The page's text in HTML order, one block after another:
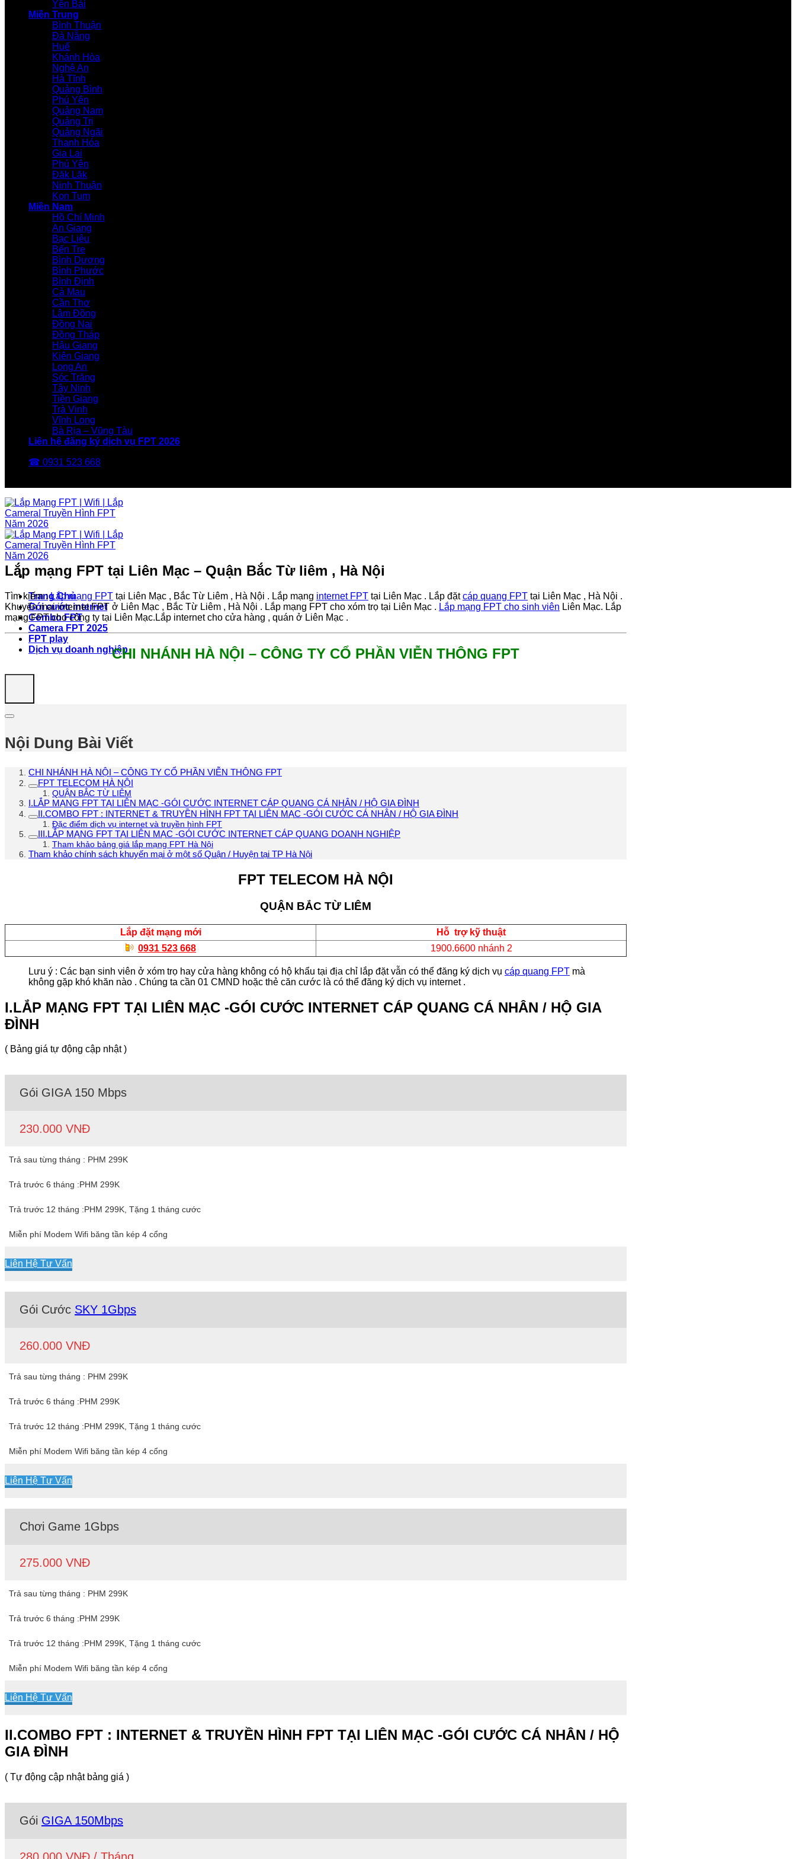
Yên Bái
Miền Trung
Bình Thuận
Đà Nẵng
Huế
Khánh Hòa
Nghệ An
Hà Tĩnh
Quảng Bình
Phú Yên
Quảng Nam
Quảng Trị
Quảng Ngãi
Thanh Hóa
Gia Lai
Phú Yên
Đăk Lăk
Ninh Thuận
Kon Tum
Miền Nam
Hồ Chí Minh
An Giang
Bạc Liêu
Bến Tre
Bình Dương
Bình Phước
Bình Định
Cà Mau
Cần Thơ
Lâm Đồng
Đồng Nai
Đồng Tháp
Hậu Giang
Kiên Giang
Long An
Sóc Trăng
Tây Ninh
Tiền Giang
Trà Vinh
Vĩnh Long
Bà Rịa – Vũng Tàu
Liên hệ đăng ký dịch vụ FPT 2026
☎ 0931 523 668
Trang Chủ
Gói cước internet
Combo FPT
Camera FPT 2025
FPT play
Dịch vụ doanh nghiệp
Lắp mạng FPT tại Liên Mạc – Quận Bắc Từ liêm , Hà Nội
Tìm kiếm :Lắp mạng FPT tại Liên Mạc , Bắc Từ Liêm , Hà Nội . Lắp mạng internet FPT tại Liên Mạc . Lắp đặtcáp quang FPT tại Liên Mạc , Hà Nội .
Khuyến mại internet FPT ở Liên Mạc , Bắc Từ Liêm , Hà Nội . Lắp mạng FPT cho xóm trọ tại Liên Mạc . Lắp mạng FPT cho sinh viên Liên Mạc. Lắp
mạng FPT cho công ty tại Liên Mạc.Lắp internet cho cửa hàng , quán ở Liên Mạc .
CHI NHÁNH HÀ NỘI – CÔNG TY CỔ PHẦN VIỄN THÔNG FPT
Nội Dung Bài Viết
CHI NHÁNH HÀ NỘI – CÔNG TY CỔ PHẦN VIỄN THÔNG FPT
FPT TELECOM HÀ NỘI
QUẬN BẮC TỪ LIÊM
I.LẮP MẠNG FPT TẠI LIÊN MẠC -GÓI CƯỚC INTERNET CÁP QUANG CÁ NHÂN / HỘ GIA ĐÌNH
II.COMBO FPT : INTERNET & TRUYỀN HÌNH FPT TẠI LIÊN MẠC -GÓI CƯỚC CÁ NHÂN / HỘ GIA ĐÌNH
Đặc điểm dịch vụ internet và truyền hình FPT
III.LẮP MẠNG FPT TẠI LIÊN MẠC -GÓI CƯỚC INTERNET CÁP QUANG DOANH NGHIỆP
Tham khảo bảng giá lắp mạng FPT Hà Nội
Tham khảo chính sách khuyến mại ở một số Quận / Huyện tại TP Hà Nội
FPT TELECOM HÀ NỘI
QUẬN BẮC TỪ LIÊM
Lắp đặt mạng mới
Hỗ trợ kỹ thuật
0931 523 668
1900.6600 nhánh 2
Lưu ý : Các bạn sinh viên ở xóm trọ hay cửa hàng không có hộ khẩu tại địa chỉ lắp đặt vẫn có thể đăng ký dịch vụ cáp quang FPT mà
không gặp khó khăn nào . Chúng ta cần 01 CMND hoặc thẻ căn cước là có thể đăng ký dịch vụ internet .
I.LẮP MẠNG FPT TẠI LIÊN MẠC -GÓI CƯỚC INTERNET CÁP QUANG CÁ NHÂN / HỘ GIA
ĐÌNH
( Bảng giá tự động cập nhật )
Gói GIGA 150 Mbps
230.000 VNĐ
Trả sau từng tháng : PHM 299K
Trả trước 6 tháng :PHM 299K
Trả trước 12 tháng :PHM 299K, Tặng 1 tháng cước
Miễn phí Modem Wifi băng tần kép 4 cổng
Liên Hệ Tư Vấn
Gói Cước SKY 1Gbps
260.000 VNĐ
Trả sau từng tháng : PHM 299K
Trả trước 6 tháng :PHM 299K
Trả trước 12 tháng :PHM 299K, Tặng 1 tháng cước
Miễn phí Modem Wifi băng tần kép 4 cổng
Liên Hệ Tư Vấn
Chơi Game 1Gbps
275.000 VNĐ
Trả sau từng tháng : PHM 299K
Trả trước 6 tháng :PHM 299K
Trả trước 12 tháng :PHM 299K, Tặng 1 tháng cước
Miễn phí Modem Wifi băng tần kép 4 cổng
Liên Hệ Tư Vấn
II.COMBO FPT : INTERNET & TRUYỀN HÌNH FPT TẠI LIÊN MẠC -GÓI CƯỚC CÁ NHÂN / HỘ
GIA ĐÌNH
( Tự động cập nhật bảng giá )
Gói GIGA 150Mbps
280.000 VNĐ / Tháng